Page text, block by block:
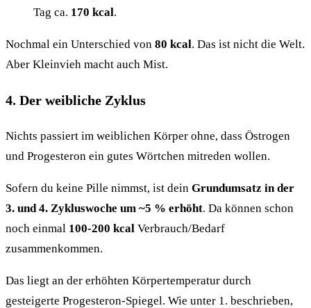
Tag ca. 170 kcal.
Nochmal ein Unterschied von 80 kcal. Das ist nicht die Welt.
Aber Kleinvieh macht auch Mist.
4. Der weibliche Zyklus
Nichts passiert im weiblichen Körper ohne, dass Östrogen
und Progesteron ein gutes Wörtchen mitreden wollen.
Sofern du keine Pille nimmst, ist dein Grundumsatz in der
3. und 4. Zykluswoche um ~5 % erhöht. Da können schon
noch einmal 100-200 kcal Verbrauch/Bedarf
zusammenkommen.
Das liegt an der erhöhten Körpertemperatur durch
gesteigerte Progesteron-Spiegel. Wie unter 1. beschrieben,